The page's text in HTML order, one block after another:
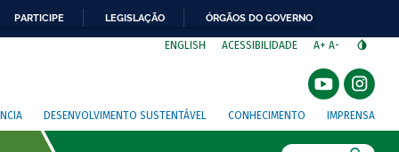
PARTICIPE LEGISLAÇÃO ÓRGÃOS DO GOVERNO
ENGLISH ACESSIBILIDADE A+ A-
DESENVOLVIMENTO SUSTENTÁVEL CONHECIMENTO IMPRENSA